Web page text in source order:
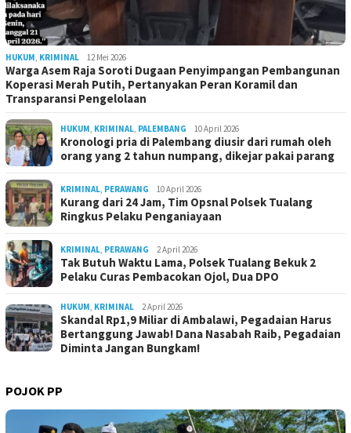
HUKUM KRIMINAL 12 Mei 2026
Warga Asem Raja Soroti Dugaan Penyimpangan Pembangunan
Koperasi Merah Putih, Pertanyakan Peran Koramil dan
Transparansi Pengelolaan
HUKUM KRIMINAL PALEMBANG 10 April 2026
Kronologi pria di Palembang diusir dari rumah oleh
orang yang 2 tahun numpang, dikejar pakai parang
KRIMINAL PERAWANG 10 April 2026
Kurang dari 24 Jam, Tim Opsnal Polsek Tualang
Ringkus Pelaku Penganiayaan
KRIMINAL PERAWANG 2 April 2026
Tak Butuh Waktu Lama, Polsek Tualang Bekuk 2
Pelaku Curas Pembacokan Ojol, Dua DPO
HUKUM KRIMINAL 2 April 2026
Skandal Rp1,9 Miliar di Ambalawi, Pegadaian Harus
Bertanggung Jawab! Dana Nasabah Raib, Pegadaian
Diminta Jangan Bungkam!
POJOK PP